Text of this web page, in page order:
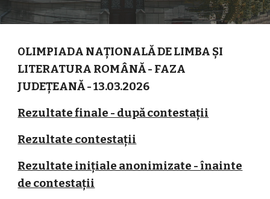
OLIMPIADA NAȚIONALĂ DE LIMBA ȘI
LITERATURA ROMÂNĂ - FAZA
JUDEȚEANĂ - 13.03.2026
Rezultate finale - după contestații
Rezultate contestații
Rezultate inițiale anonimizate - înainte
de contestații